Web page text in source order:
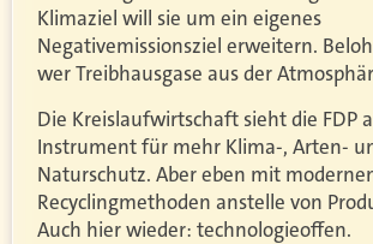
Klimaziel will sie um ein eigenes
Negativemissionsziel erweitern.
wer Treibhausgase aus der
Die Kreislaufwirtschaft sieht die FDP
Instrument für mehr Klima-, Arten-
Naturschutz. Aber eben mit
Recyclingmethoden anstelle von
Auch hier wieder: technologieoffen.